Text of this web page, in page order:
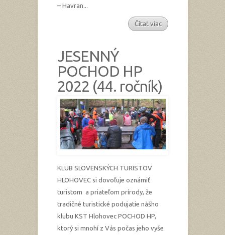
– Havran...
Čítať viac
JESENNÝ
POCHOD HP
2022 (44. ročník)
KLUB SLOVENSKÝCH TURISTOV
HLOHOVEC si dovoľuje oznámiť
turistom a priateľom prírody, že
tradičné turistické podujatie nášho
klubu KST Hlohovec POCHOD HP,
ktorý si mnohí z Vás počas jeho vyše